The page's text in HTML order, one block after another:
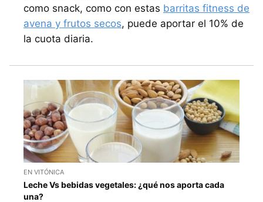
como snack, como con estas barritas fitness de
avena y frutos secos, puede aportar el 10% de
la cuota diaria.
EN VITÓNICA
Leche Vs bebidas vegetales: ¿qué nos aporta cada
una?